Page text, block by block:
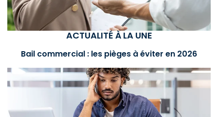
ACTUALITÉ À LA UNE
Bail commercial : les pièges à éviter en 2026